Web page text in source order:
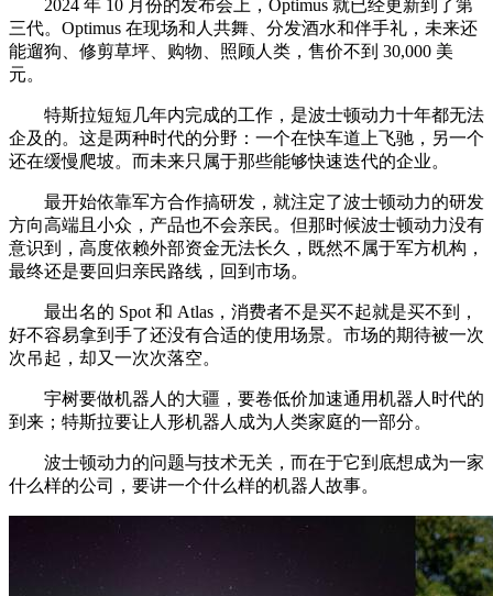
2024 年 10 月份的发布会上，Optimus 就已经更新到了第
三代。Optimus 在现场和人共舞、分发酒水和伴手礼，未来还
能遛狗、修剪草坪、购物、照顾人类，售价不到 30,000 美
元。
特斯拉短短几年内完成的工作，是波士顿动力十年都无法
企及的。这是两种时代的分野：一个在快车道上飞驰，另一个
还在缓慢爬坡。而未来只属于那些能够快速迭代的企业。
最开始依靠军方合作搞研发，就注定了波士顿动力的研发
方向高端且小众，产品也不会亲民。但那时候波士顿动力没有
意识到，高度依赖外部资金无法长久，既然不属于军方机构，
最终还是要回归亲民路线，回到市场。
最出名的 Spot 和 Atlas，消费者不是买不起就是买不到，
好不容易拿到手了还没有合适的使用场景。市场的期待被一次
次吊起，却又一次次落空。
宇树要做机器人的大疆，要卷低价加速通用机器人时代的
到来；特斯拉要让人形机器人成为人类家庭的一部分。
波士顿动力的问题与技术无关，而在于它到底想成为一家
什么样的公司，要讲一个什么样的机器人故事。